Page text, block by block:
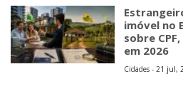
imóvel no
sobre
em 2026
Cidades - 21 jul,